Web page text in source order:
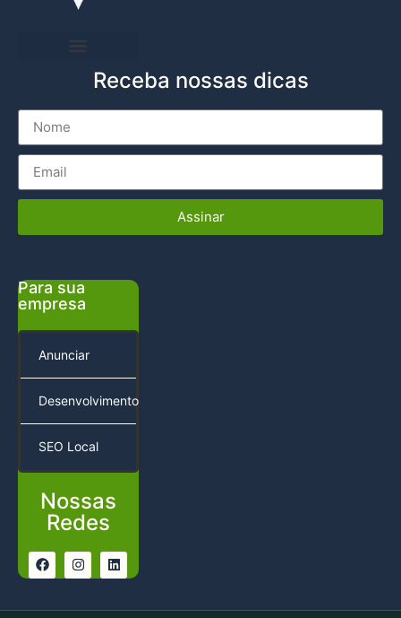
Receba nossas dicas
Assinar
Para sua
empresa
Anunciar
Desenvolvimento
SEO Local
Nossas
Redes